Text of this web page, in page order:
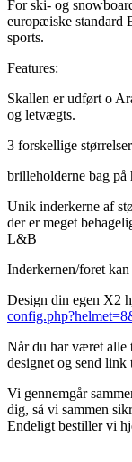
For ski- og
europæiske standard
sports.
Features:
Skallen er udført o
og letvægts.
3 forskellige
brilleholderne bag på
Unik inderkerne af
der er meget
L&B
Inderkernen/foret kan
Design din egen X2
Når du har været alle
designet og send
Vi gennemgår
dig, så vi sammen
Endeligt bestiller vi